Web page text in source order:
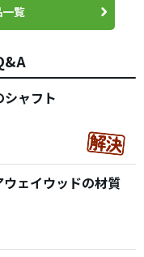
覧
ャフト
ェイウッドの材質